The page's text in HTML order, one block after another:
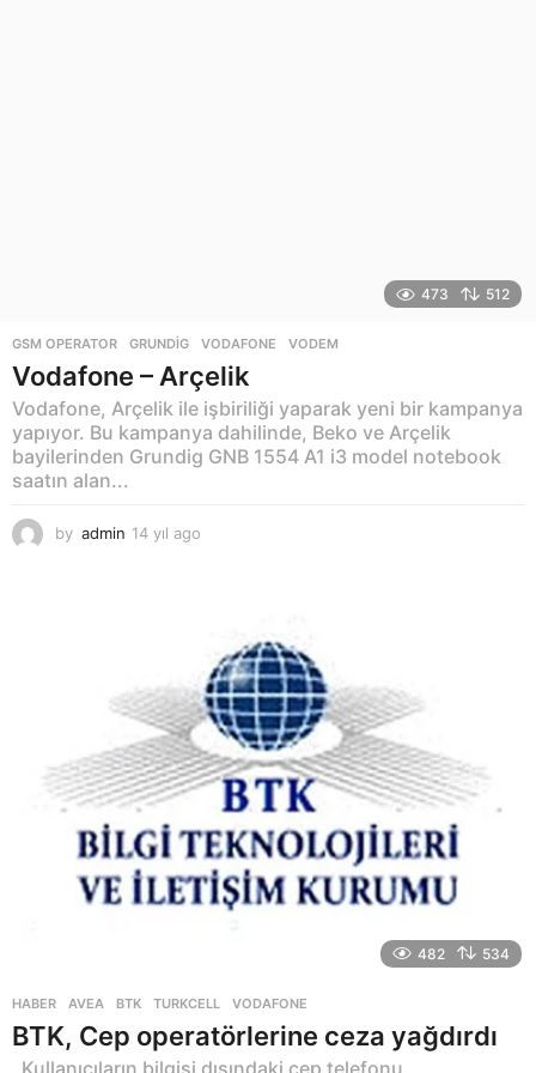
473 512
GSM OPERATOR GRUNDIG ,VODAFONE ,VODEM
Vodafone – Arçelik
Vodafone, Arçelik ile işbiriliği yaparak yeni bir kampanya
yapıyor. Bu kampanya dahilinde, Beko ve Arçelik
bayilerinden Grundig GNB 1554 A1 i3 model notebook
saatın alan...
by admin 14 yıl ago
g
o
482 534
HABER AVEA ,BTK ,TURKCELL ,VODAFONE
BTK, Cep operatörlerine ceza yağdırdı
Kullanıcıların bilgisi dışındaki cep telefonu